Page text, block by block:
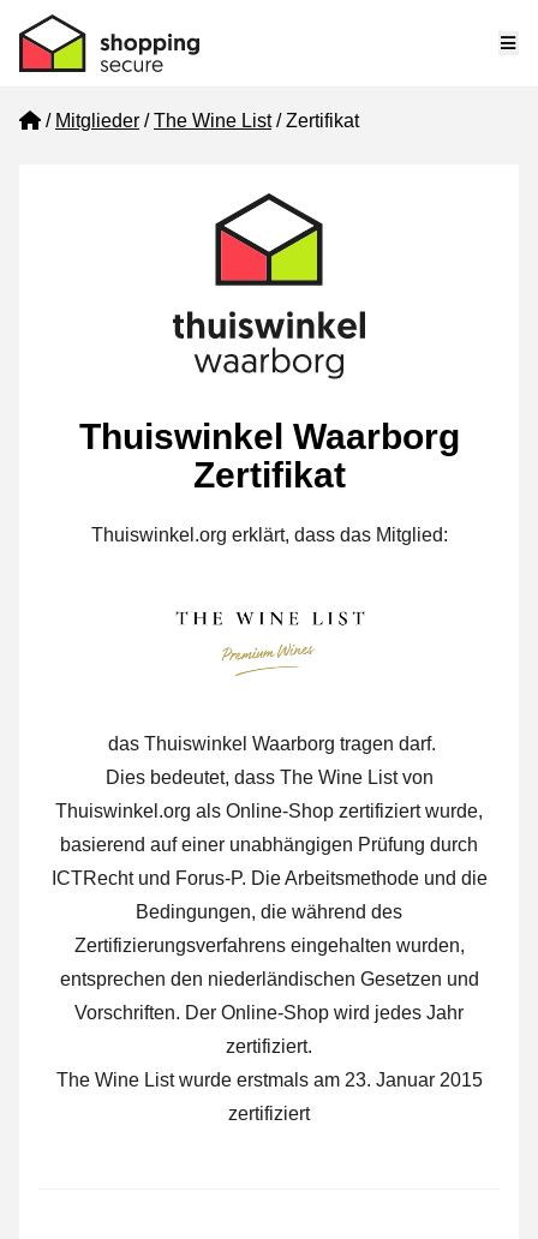
Home
Mitglieder The Wine List Zertifikat
Thuiswinkel Waarborg
Zertifikat
Thuiswinkel.org erklärt, dass das Mitglied:
das Thuiswinkel Waarborg tragen darf.
Dies bedeutet, dass The Wine List von
Thuiswinkel.org als Online-Shop zertifiziert wurde,
basierend auf einer unabhängigen Prüfung durch
ICTRecht und Forus-P. Die Arbeitsmethode und die
Bedingungen, die während des
Zertifizierungsverfahrens eingehalten wurden,
entsprechen den niederländischen Gesetzen und
Vorschriften. Der Online-Shop wird jedes Jahr
zertifiziert.
The Wine List wurde erstmals am 23. Januar 2015
zertifiziert